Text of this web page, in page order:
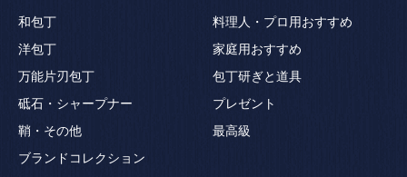
和包丁
洋包丁
万能片刃包丁
砥石・シャープナー
鞘・その他
ブランドコレクション
料理人・プロ用おすすめ
家庭用おすすめ
包丁研ぎと道具
プレゼント
最高級